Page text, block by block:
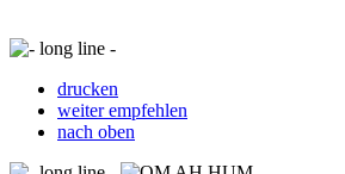
drucken
weiter empfehlen
nach oben